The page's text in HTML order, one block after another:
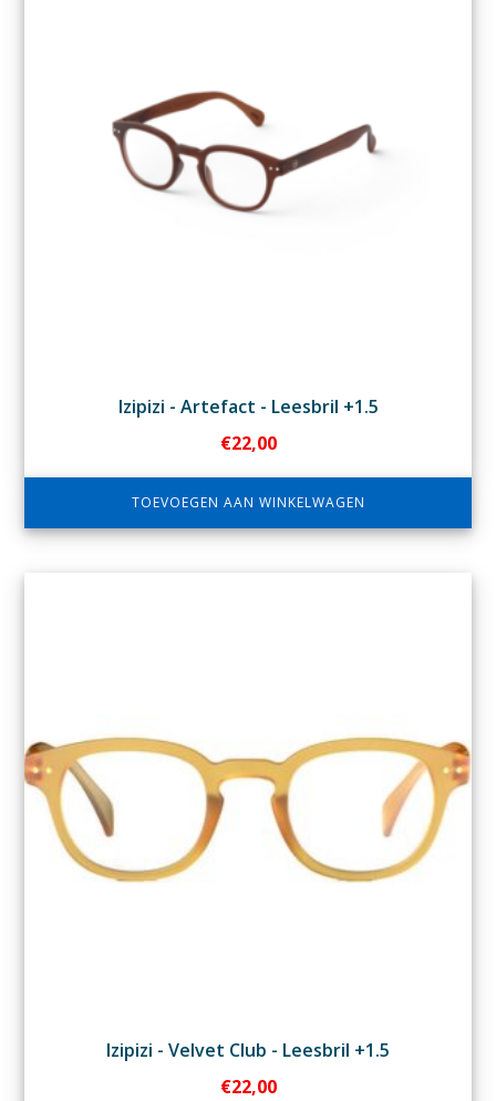
Izipizi - Artefact - Leesbril +1.5
€22,00
TOEVOEGEN AAN WINKELWAGEN
Izipizi - Velvet Club - Leesbril +1.5
€22,00